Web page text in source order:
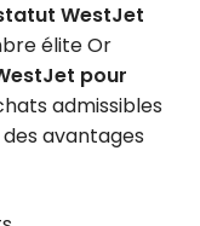
WestJet
élite Or
pour
admissibles
avantages